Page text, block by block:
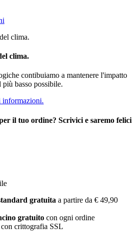
clima.
contibuiamo a mantenere l'impatto
basso possibile.
informazioni.
il tuo ordine? Scrivici e saremo felici
gratuita a partire da € 49,90
gratuito con ogni ordine
con crittografia SSL